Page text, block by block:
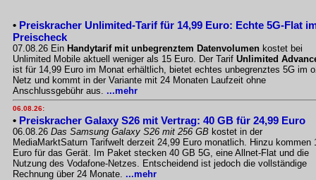
• Preiskracher Unlimited-Tarif für 14,99 Euro: Echte 5G-Flat
Preischeck
07.08.26 Ein Handytarif mit unbegrenztem Datenvolumen kostet bei
Unlimited Mobile aktuell weniger als 15 Euro. Der Tarif Unlimited
ist für 14,99 Euro im Monat erhältlich, bietet echtes unbegrenztes 5G im
Netz und kommt in der Variante mit 24 Monaten Laufzeit ohne
Anschlussgebühr aus. ...mehr
06.08.26:
• Preiskracher Galaxy S26 mit Vertrag: 40 GB für 24,99 Euro
06.08.26 Das Samsung Galaxy S26 mit 256 GB kostet in der
MediaMarktSaturn Tarifwelt derzeit 24,99 Euro monatlich. Hinzu kommen
Euro für das Gerät. Im Paket stecken 40 GB 5G, eine Allnet-Flat und die
Nutzung des Vodafone-Netzes. Entscheidend ist jedoch die vollständige
Rechnung über 24 Monate. ...mehr